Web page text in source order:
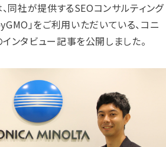
同社が提供するSEOコンサルティング
」をご利用いただいている、コニ
ンタビュー記事を公開しました。